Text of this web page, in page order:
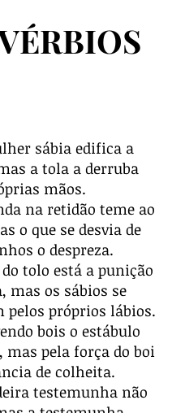
sábia edifica a
a tola a derruba
mãos.
na retidão teme ao
o que se desvia de
o despreza.
tolo está a punição
mas os sábios se
pelos próprios lábios.
bois o estábulo
pela força do boi
de colheita.
testemunha não